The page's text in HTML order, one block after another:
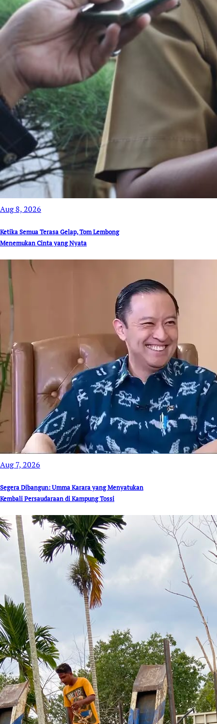
Aug 8, 2026
Ketika Semua Terasa Gelap, Tom Lembong
Menemukan Cinta yang Nyata
Aug 7, 2026
Segera Dibangun: Umma Karara yang Menyatukan
Kembali Persaudaraan di Kampung Tossi